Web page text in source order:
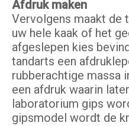
Afdruk maken
Vervolgens maakt de
uw hele kaak of het
afgeslepen kies
tandarts een
rubberachtige massa
een afdruk waarin
laboratorium gips
gipsmodel wordt de